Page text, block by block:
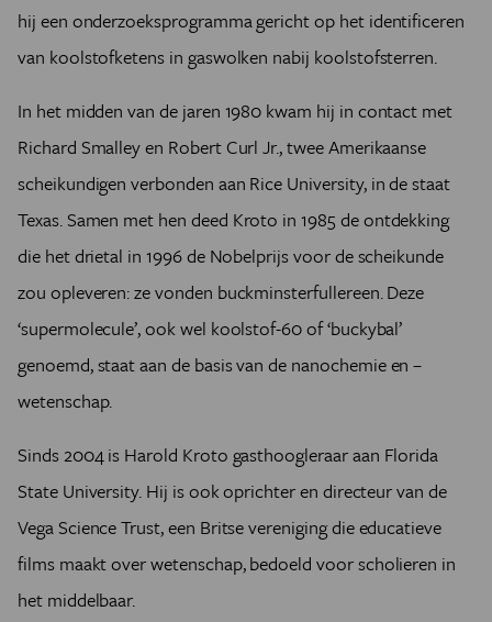
hij een onderzoeksprogramma gericht op het identificeren
van koolstofketens in gaswolken nabij koolstofsterren.
In het midden van de jaren 1980 kwam hij in contact met
Richard Smalley en Robert Curl Jr., twee Amerikaanse
scheikundigen verbonden aan Rice University, in de staat
Texas. Samen met hen deed Kroto in 1985 de ontdekking
die het drietal in 1996 de Nobelprijs voor de scheikunde
zou opleveren: ze vonden buckminsterfullereen. Deze
‘supermolecule’, ook wel koolstof-60 of ‘buckybal’
genoemd, staat aan de basis van de nanochemie en –
wetenschap.
Sinds 2004 is Harold Kroto gasthoogleraar aan Florida
State University. Hij is ook oprichter en directeur van de
Vega Science Trust, een Britse vereniging die educatieve
films maakt over wetenschap, bedoeld voor scholieren in
het middelbaar.